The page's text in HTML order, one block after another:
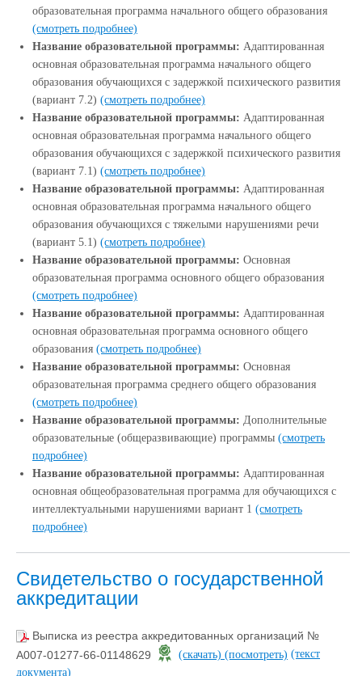
образовательная программа начального общего образования
(смотреть подробнее)
Название образовательной программы: Адаптированная
основная образовательная программа начального общего
образования обучающихся с задержкой психического развития
(вариант 7.2) (смотреть подробнее)
Название образовательной программы: Адаптированная
основная образовательная программа начального общего
образования обучающихся с задержкой психического развития
(вариант 7.1) (смотреть подробнее)
Название образовательной программы: Адаптированная
основная образовательная программа начального общего
образования обучающихся с тяжелыми нарушениями речи
(вариант 5.1) (смотреть подробнее)
Название образовательной программы: Основная
образовательная программа основного общего образования
(смотреть подробнее)
Название образовательной программы: Адаптированная
основная образовательная программа основного общего
образования (смотреть подробнее)
Название образовательной программы: Основная
образовательная программа среднего общего образования
(смотреть подробнее)
Название образовательной программы: Дополнительные
образовательные (общеразвивающие) программы (смотреть
подробнее)
Название образовательной программы: Адаптированная
основная общеобразовательная программа для обучающихся с
интеллектуальными нарушениями вариант 1 (смотреть
подробнее)
Свидетельство о государственной
аккредитации
Выписка из реестра аккредитованных организаций №
А007-01277-66-01148629
(скачать) (посмотреть) (текст
документа)